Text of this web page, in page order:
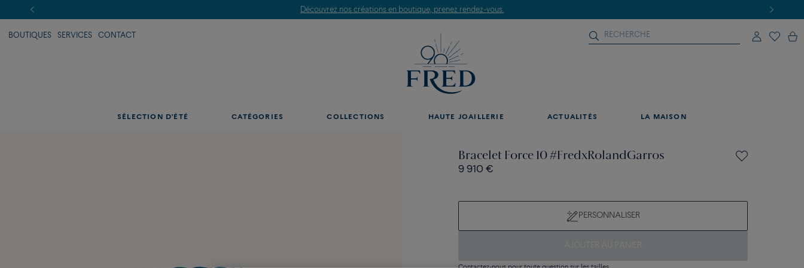
Découvrez nos créations en boutique, prenez rendez-vous.
BOUTIQUES SERVICES CONTACT
SÉLECTION D'ÉTÉ CATÉGORIES COLLECTIONS HAUTE JOAILLERIE ACTUALITÉS LA MAISON
Bracelet Force 10 #FredxRolandGarros
9 910 €
PERSONNALISER